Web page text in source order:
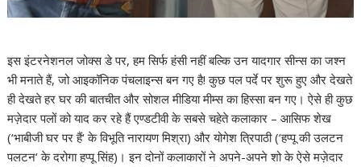
इस इंटरनेशनल जोक्स डे पर, हम सिर्फ हंसी नहीं बल्कि उन यादगार सीन्स का जश्न
भी मनाते हैं, जो आइकॉनिक पंचलाइन्स बन गए है! कुछ पल पर्दे पर शुरू हुए और देखते
ही देखते हर घर की बातचीत और सोशल मीडिया मीम्स का हिस्सा बन गए। ऐसे ही कुछ
मज़ेदार पलों को याद कर रहे हैं एण्डटीवी के सबसे चहेते कलाकार – आसिफ शेख
(‘भाबीजी घर पर हैं‘ के विभूति नारायण मिश्रा) और योगेश त्रिपाठी (‘हप्पू की उलटन
पलटन‘ के दरोगा हप्पू सिंह)। इन दोनों कलाकारों ने अपने-अपने शो के ऐसे मज़ेदार